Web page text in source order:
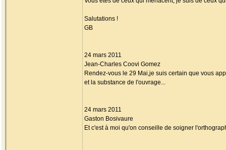
Salutations !
GB
24 mars 2011
Jean-Charles Coovi Gomez
Rendez-vous le 29 Mai,je suis certain que vous
et la substance de l'ouvrage...
24 mars 2011
Gaston Bosivaure
Et c'est à moi qu'on conseille de soigner